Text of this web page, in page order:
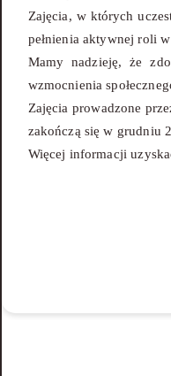
Zajęcia, w których
pełnienia aktywnej roli
Mamy nadzieję, że
wzmocnienia
Zajęcia prowadzone
zakończą się w grudniu
Więcej informacji